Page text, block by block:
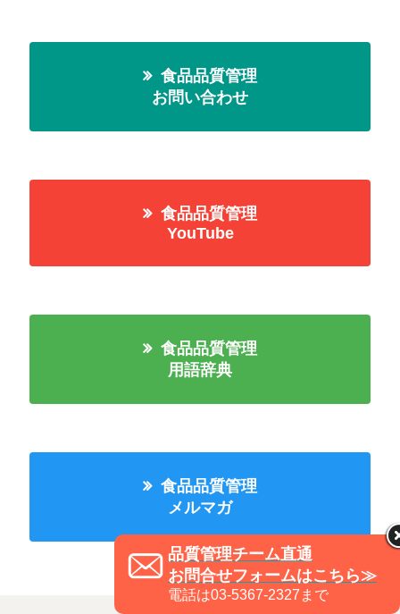
食品品質管理
お問い合わせ
食品品質管理
YouTube
食品品質管理
用語辞典
食品品質管理
メルマガ
品質管理チーム直通
お問合せフォームはこちら≫
電話は03-5367-2327まで